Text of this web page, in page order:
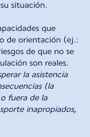
situación.
que
de orientación (ej.:
de que no se
la asistencia
(la
fuera de la
inapropiados,